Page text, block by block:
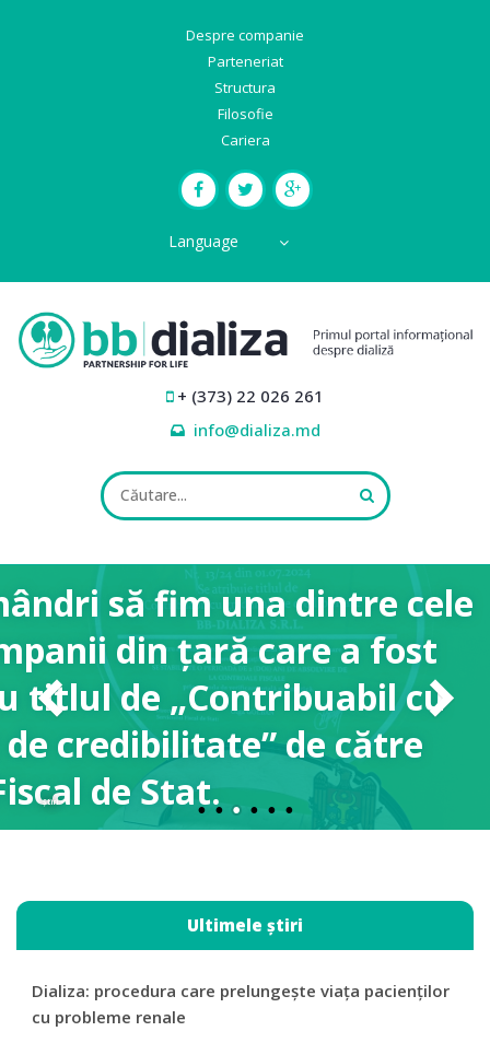
Despre companie
Parteneriat
Structura
Filosofie
Cariera
Language
ALL FIELDS ARE REQUIRED.
Close Appointment form
+ (373) 22 026 261
info@dializa.md
să fim una dintre cele
din țară care a fost
de „Contribuabil cu
credibilitate” de către
de Stat.
Ultimele știri
Dializa: procedura care prelungește viața pacienților
cu probleme renale